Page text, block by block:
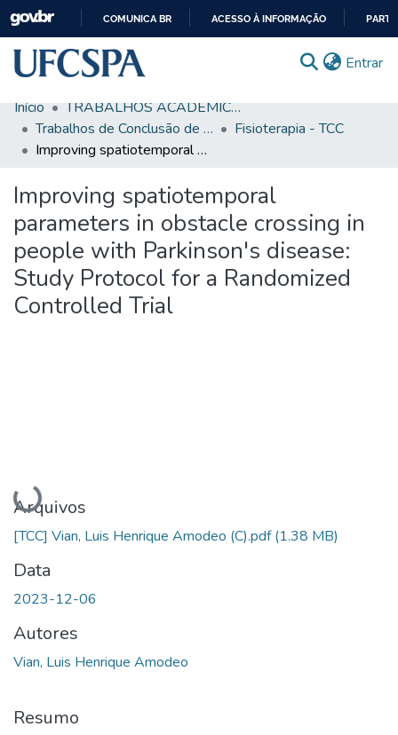
CONTEÚDO
COMUNICA BR ACESSO À INFORMAÇÃO
Entrar
Comunidades & Coleções
Busca Facetada
Estatísticas
Autoarquivamento
Sobre o RI-UFCSPA
FAQ
Início
TRABALHOS ACADÊMICOS
Trabalhos de Conclusão de Curso de Graduação
Fisioterapia - TCC
Improving spatiotemporal parameters in obstacle crossing in people with Parkinson's disease: Study Protocol for a Randomized Controlled Trial
Improving spatiotemporal
parameters in obstacle crossing in
people with Parkinson's disease:
Study Protocol for a Randomized
Controlled Trial
Carregando...
Arquivos
[TCC] Vian, Luis Henrique Amodeo (C).pdf(1.38 MB)
Data
2023-12-06
Autores
Vian, Luis Henrique Amodeo
Resumo